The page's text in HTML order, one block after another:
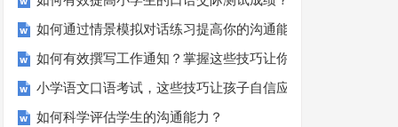
如何通过情景模拟对话练习提高你的沟通能力？
如何有效撰写工作通知？掌握这些技巧让你的通知更专业！
小学语文口语考试，这些技巧让孩子自信应考？
如何科学评估学生的沟通能力？